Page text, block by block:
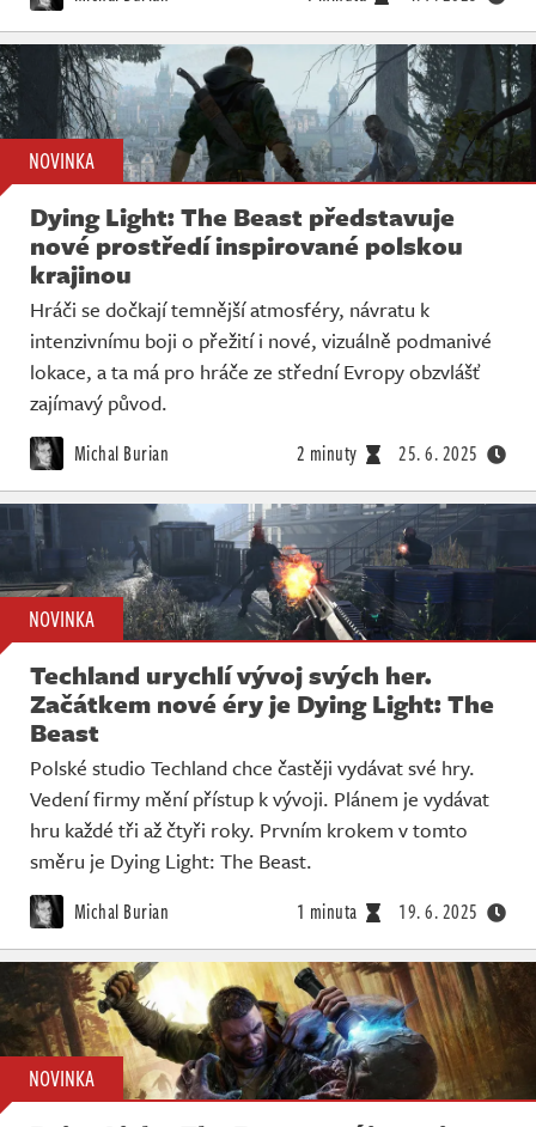
NOVINKA
Dying Light: The Beast představuje
nové prostředí inspirované polskou
krajinou
Hráči se dočkají temnější atmosféry, návratu k
intenzivnímu boji o přežití i nové, vizuálně podmanivé
lokace, a ta má pro hráče ze střední Evropy obzvlášť
zajímavý původ.
Michal Burian 2 minuty 25. 6. 2025
NOVINKA
Techland urychlí vývoj svých her.
Začátkem nové éry je Dying Light: The
Beast
Polské studio Techland chce častěji vydávat své hry.
Vedení firmy mění přístup k vývoji. Plánem je vydávat
hru každé tři až čtyři roky. Prvním krokem v tomto
směru je Dying Light: The Beast.
Michal Burian 1 minuta 19. 6. 2025
NOVINKA